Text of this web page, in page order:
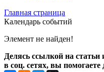
Главная страница
Календарь событий
Элемент не найден!
Делясь ссылкой на
в соц. сетях, вы помогаете